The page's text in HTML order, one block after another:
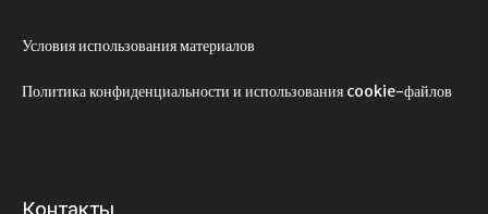
Условия использования материалов
Политика конфиденциальности и использования cookie-файлов
Контакты